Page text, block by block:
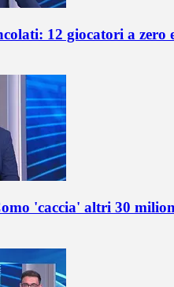
12 giocatori a zero
'caccia' altri 30